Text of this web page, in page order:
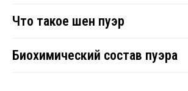
Что такое шен пуэр
Биохимический состав пуэра